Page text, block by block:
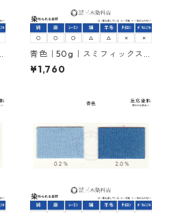
青色｜50g｜スミフィックス
スープラブルーBRF150％｜反
応染料
¥1,760